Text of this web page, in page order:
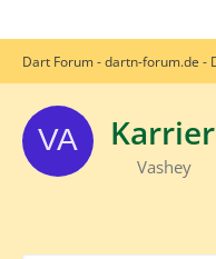
Dart Forum - dartn-forum.de -
Vashey